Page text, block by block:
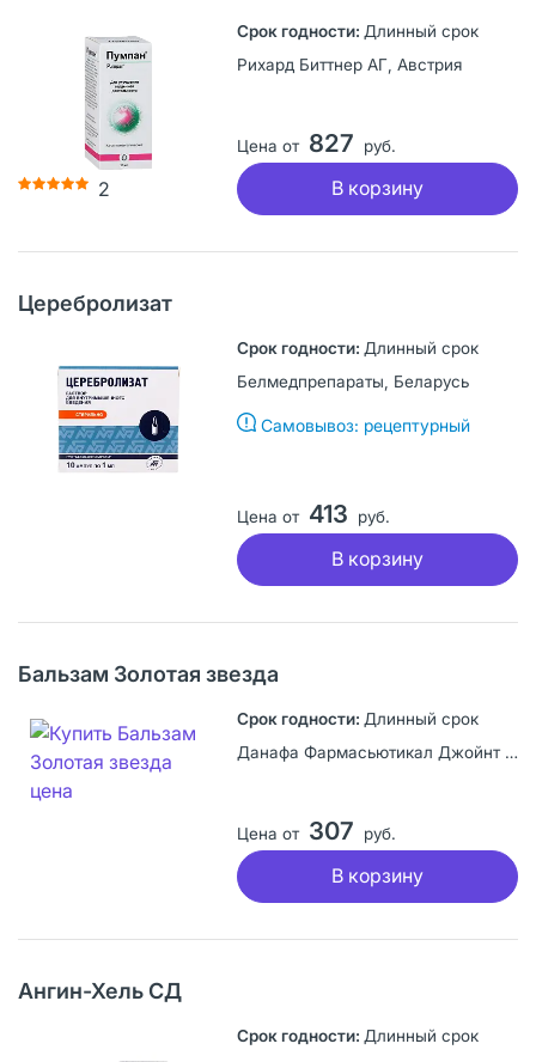
2
Длинный срок
Рихард Биттнер АГ, Австрия
Цена от 827 руб.
В корзину
Церебролизат
Длинный срок
Белмедпрепараты, Беларусь
Самовывоз: рецептурный
Цена от 413 руб.
В корзину
Бальзам Золотая звезда
Длинный срок
Данафа Фармасьютикал Джойнт Сток Компани, Вьетнам
Цена от 307 руб.
В корзину
Ангин-Хель СД
Длинный срок